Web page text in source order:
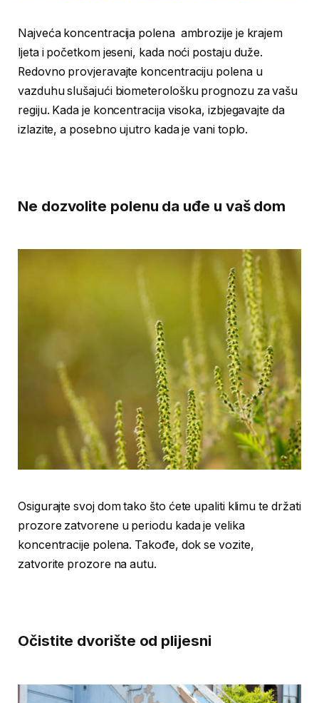
Najveća koncentracija polena ambrozije je krajem
ljeta i početkom jeseni, kada noći postaju duže.
Redovno provjeravajte koncentraciju polena u
vazduhu slušajući biometerološku prognozu za vašu
regiju. Kada je koncentracija visoka, izbjegavajte da
izlazite, a posebno ujutro kada je vani toplo.
Ne dozvolite polenu da uđe u vaš dom
Osigurajte svoj dom tako što ćete upaliti klimu te držati
prozore zatvorene u periodu kada je velika
koncentracije polena. Takođe, dok se vozite,
zatvorite prozore na autu.
Očistite dvorište od plijesni